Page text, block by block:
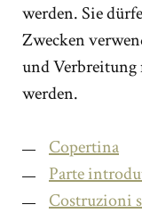
werden. Sie
Zwecken
und Verbreitung
werden.
Copertina
Parte
Costruzioni